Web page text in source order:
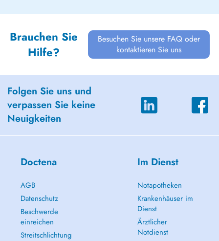
Brauchen Sie
Hilfe?
Besuchen Sie unsere FAQ oder
kontaktieren Sie uns
Folgen Sie uns und
verpassen Sie keine
Neuigkeiten
Doctena
AGB
Datenschutz
Beschwerde
einreichen
Streitschlichtung
Im Dienst
Notapotheken
Krankenhäuser im
Dienst
Ärztlicher
Notdienst